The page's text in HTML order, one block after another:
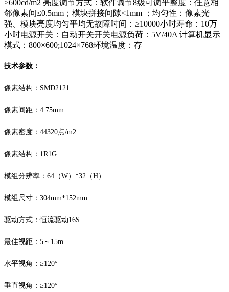
≥600cd/m2 亮度调节方式：软件调节8级可调平整度：任意相
邻像素间≤0.5mm；模块拼接间隙<1mm ；均匀性：像素光
强、模块亮度均匀平均无故障时间：≥10000小时寿命：10万
小时电源开关：自动开关开关电源负荷：5V/40A 计算机显示
模式：800×600;1024×768环境温度：存
技术参数：
像素结构 ： SMD2121
像素间距 ： 4.75mm
像素密度 ： 44320点/m2
像素结构 ： 1R1G
模组分辨率： 64（W）*32（H）
模组尺寸： 304mm*152mm
驱动方式：恒流驱动16S
最佳视距： 5～15m
水平视角： ≥120°
垂直视角： ≥120°